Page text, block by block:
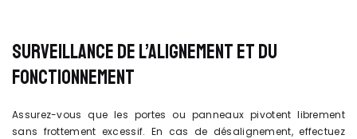
SURVEILLANCE DE L’ALIGNEMENT ET DU
FONCTIONNEMENT
Assurez-vous que les portes ou panneaux pivotent librement
sans frottement excessif. En cas de désalignement, effectuez